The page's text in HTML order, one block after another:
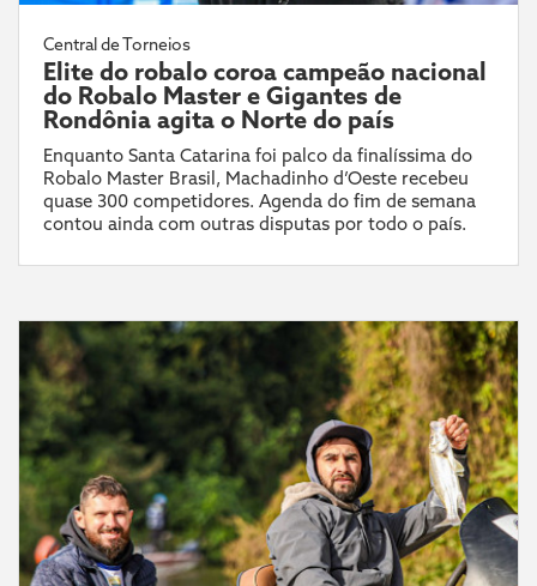
Central de Torneios
Elite do robalo coroa campeão nacional
do Robalo Master e Gigantes de
Rondônia agita o Norte do país
Enquanto Santa Catarina foi palco da finalíssima do
Robalo Master Brasil, Machadinho d’Oeste recebeu
quase 300 competidores. Agenda do fim de semana
contou ainda com outras disputas por todo o país.